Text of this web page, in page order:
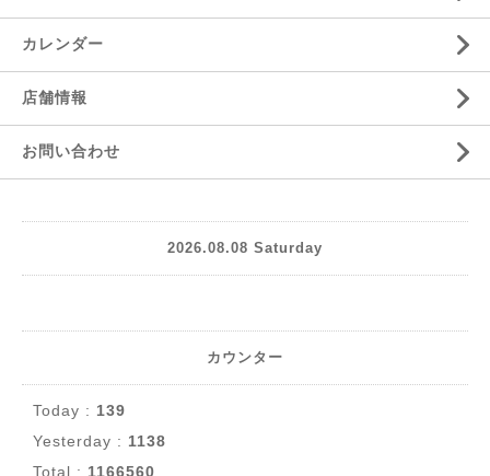
カレンダー
店舗情報
お問い合わせ
2026.08.08 Saturday
カウンター
Today : 139
Yesterday : 1138
Total : 1166560